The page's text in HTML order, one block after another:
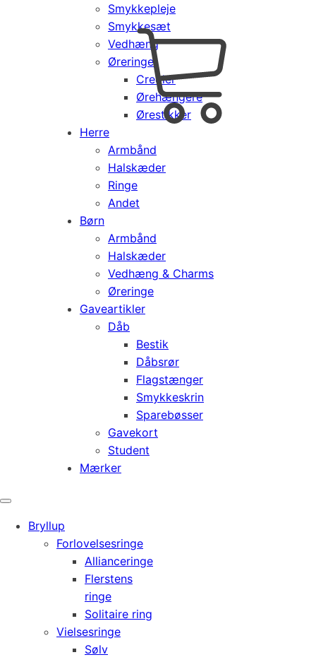
Smykkepleje
Smykkesæt
Vedhæng
Øreringe
Creoler
Ørehængere
Ørestikker
Herre
Armbånd
Halskæder
Ringe
Andet
Børn
Armbånd
Halskæder
Vedhæng & Charms
Øreringe
Gaveartikler
Dåb
Bestik
Dåbsrør
Flagstænger
Smykkeskrin
Sparebøsser
Gavekort
Student
Mærker
Products
Bryllup
Forlovelsesringe
Allianceringe
Flerstens
ringe
Solitaire ring
Vielsesringe
Sølv